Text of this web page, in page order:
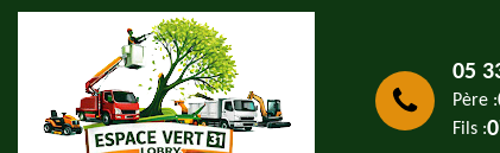
05
Père :
Fils :